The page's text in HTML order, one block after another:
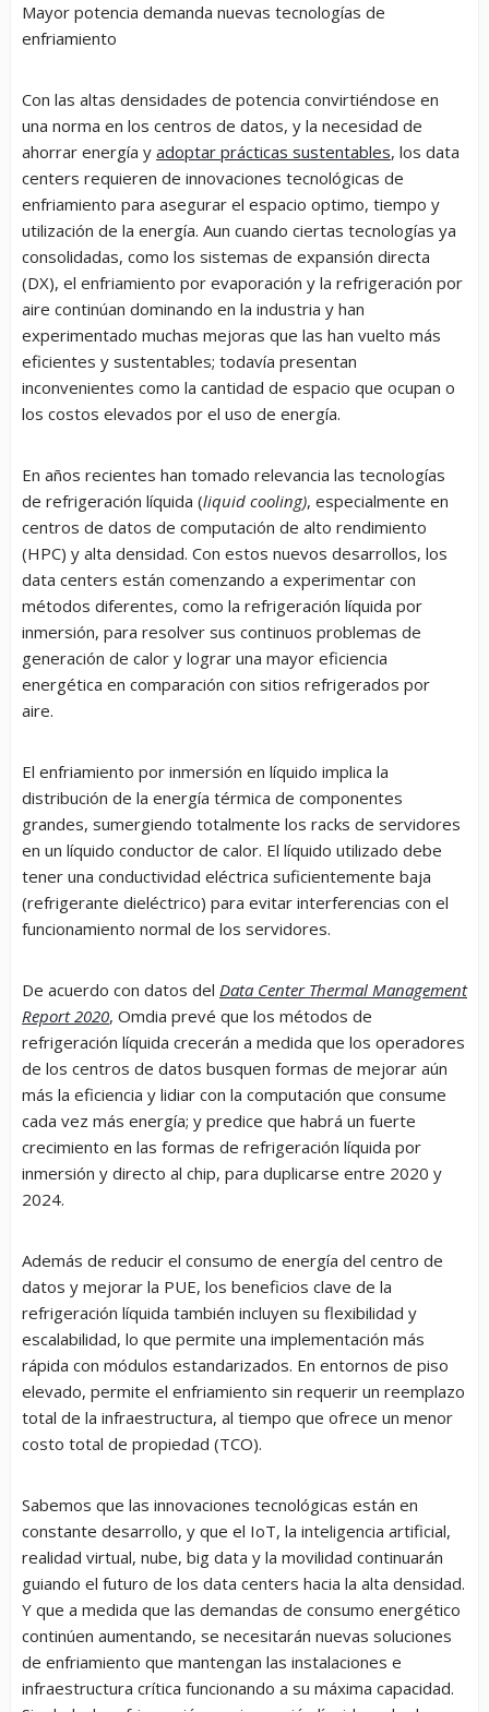
Mayor potencia demanda nuevas tecnologías de
enfriamiento
Con las altas densidades de potencia convirtiéndose en
una norma en los centros de datos, y la necesidad de
ahorrar energía y adoptar prácticas sustentables, los data
centers requieren de innovaciones tecnológicas de
enfriamiento para asegurar el espacio optimo, tiempo y
utilización de la energía. Aun cuando ciertas tecnologías ya
consolidadas, como los sistemas de expansión directa
(DX), el enfriamiento por evaporación y la refrigeración por
aire continúan dominando en la industria y han
experimentado muchas mejoras que las han vuelto más
eficientes y sustentables; todavía presentan
inconvenientes como la cantidad de espacio que ocupan o
los costos elevados por el uso de energía.
En años recientes han tomado relevancia las tecnologías
de refrigeración líquida (liquid cooling), especialmente en
centros de datos de computación de alto rendimiento
(HPC) y alta densidad. Con estos nuevos desarrollos, los
data centers están comenzando a experimentar con
métodos diferentes, como la refrigeración líquida por
inmersión, para resolver sus continuos problemas de
generación de calor y lograr una mayor eficiencia
energética en comparación con sitios refrigerados por
aire.
El enfriamiento por inmersión en líquido implica la
distribución de la energía térmica de componentes
grandes, sumergiendo totalmente los racks de servidores
en un líquido conductor de calor. El líquido utilizado debe
tener una conductividad eléctrica suficientemente baja
(refrigerante dieléctrico) para evitar interferencias con el
funcionamiento normal de los servidores.
De acuerdo con datos del Data Center Thermal Management
Report 2020, Omdia prevé que los métodos de
refrigeración líquida crecerán a medida que los operadores
de los centros de datos busquen formas de mejorar aún
más la eficiencia y lidiar con la computación que consume
cada vez más energía; y predice que habrá un fuerte
crecimiento en las formas de refrigeración líquida por
inmersión y directo al chip, para duplicarse entre 2020 y
2024.
Además de reducir el consumo de energía del centro de
datos y mejorar la PUE, los beneficios clave de la
refrigeración líquida también incluyen su flexibilidad y
escalabilidad, lo que permite una implementación más
rápida con módulos estandarizados. En entornos de piso
elevado, permite el enfriamiento sin requerir un reemplazo
total de la infraestructura, al tiempo que ofrece un menor
costo total de propiedad (TCO).
Sabemos que las innovaciones tecnológicas están en
constante desarrollo, y que el IoT, la inteligencia artificial,
realidad virtual, nube, big data y la movilidad continuarán
guiando el futuro de los data centers hacia la alta densidad.
Y que a medida que las demandas de consumo energético
continúen aumentando, se necesitarán nuevas soluciones
de enfriamiento que mantengan las instalaciones e
infraestructura crítica funcionando a su máxima capacidad.